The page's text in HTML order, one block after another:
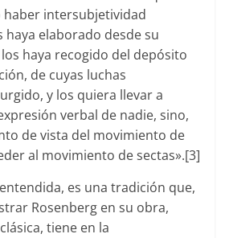
haber intersubjetividad
haya elaborado desde su
haya recogido del depósito
de cuyas luchas
y los quiera llevar a
verbal de nadie, sino,
de vista del movimiento de
al movimiento de sectas».[3]
es una tradición que,
Rosenberg en su obra,
tiene en la